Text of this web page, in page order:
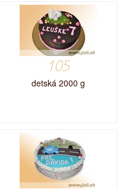
105
detská 2000 g